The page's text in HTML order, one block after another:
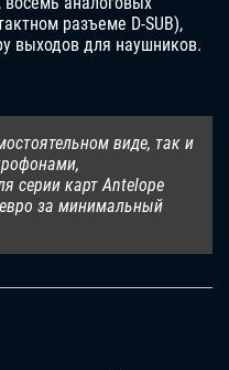
разъеме D-SUB),
выходов для наушников.
виде, так и
серии карт Antelope
за минимальный